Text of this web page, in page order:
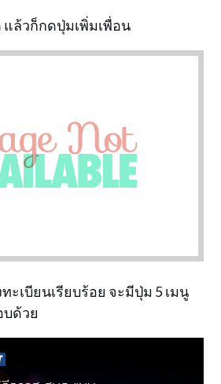
ล้วก็กดปุ่มเพิ่มเพื่อน
ะเบียนเรียบร้อย จะมีปุ่ม 5 เมนู
บด้วย